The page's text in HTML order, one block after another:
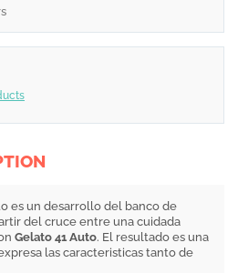
es un desarrollo del banco de
del cruce entre una cuidada
Gelato 41 Auto. El resultado es una
las caracteristicas tanto de